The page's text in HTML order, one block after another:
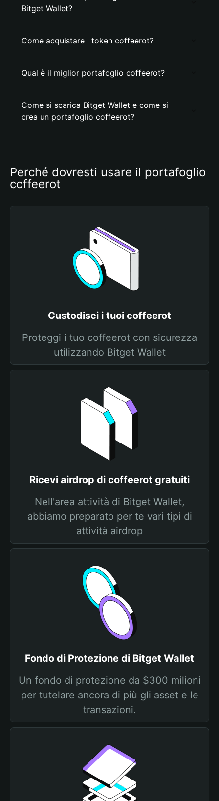
Bitget Wallet?
Come acquistare i token coffeerot?
Qual è il miglior portafoglio coffeerot?
Come si scarica Bitget Wallet e come si
crea un portafoglio coffeerot?
Perché dovresti usare il portafoglio
coffeerot
Custodisci i tuoi coffeerot
Proteggi i tuo coffeerot con sicurezza
utilizzando Bitget Wallet
Ricevi airdrop di coffeerot gratuiti
Nell'area attività di Bitget Wallet,
abbiamo preparato per te vari tipi di
attività airdrop
Fondo di Protezione di Bitget Wallet
Un fondo di protezione da $300 milioni
per tutelare ancora di più gli asset e le
transazioni.